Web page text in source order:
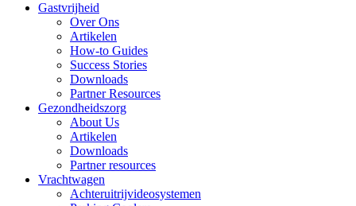
Gastvrijheid
Over Ons
Artikelen
How-to Guides
Success Stories
Downloads
Partner Resources
Gezondheidszorg
About Us
Artikelen
Downloads
Partner resources
Vrachtwagen
Achteruitrijvideosystemen